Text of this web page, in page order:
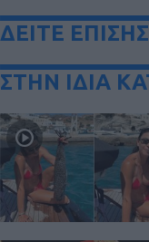
ΔΕΙΤΕ ΕΠΙΣΗΣ
ΣΤΗΝ ΙΔΙΑ